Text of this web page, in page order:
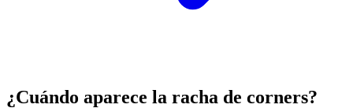
¿Cuándo aparece la racha de corners?